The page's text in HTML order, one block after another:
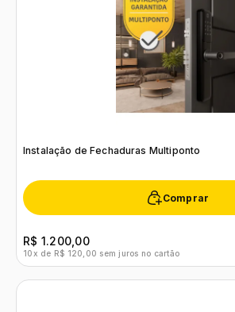
Instalação de Fechaduras Multiponto
Comprar
R$ 1.200,00
10x de R$ 120,00 sem juros no cartão